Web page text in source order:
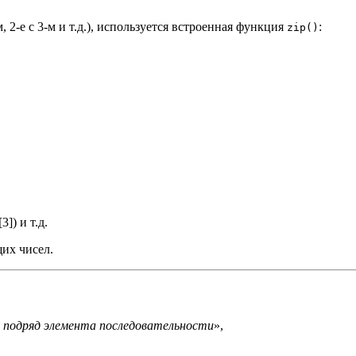
е с 3-м и т.д.), используется встроенная функция zip() :
и т.д.
чисел.
элемента последовательности»,